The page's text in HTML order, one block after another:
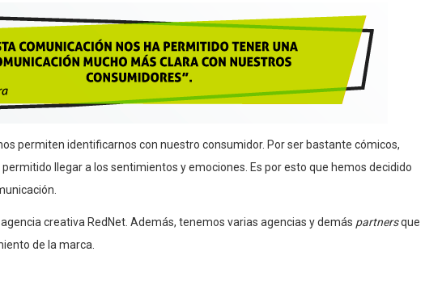
permiten identificarnos con nuestro consumidor. Por ser bastante cómicos,
llegar a los sentimientos y emociones. Es por esto que hemos decidido
creativa RedNet. Además, tenemos varias agencias y demás partnersque
de la marca.